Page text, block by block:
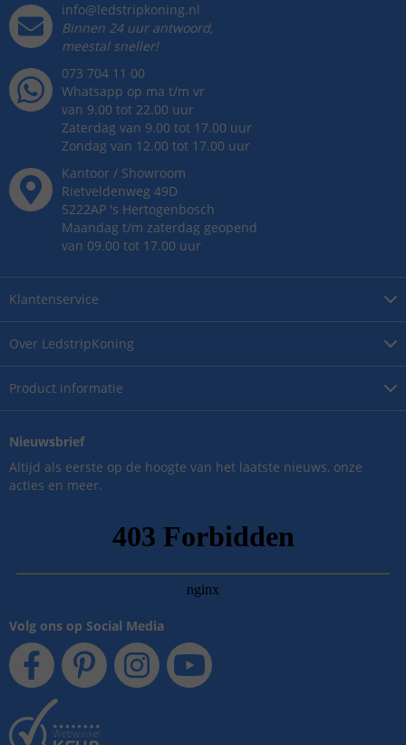
Over LedstripKoning
Product informatie
Klantenservice
info@ledstripkoning.nl
Binnen 24 uur antwoord,
meestal sneller!
073 704 11 00
Whatsapp op ma t/m vr
van 9.00 tot 22.00 uur
Zaterdag van 9.00 tot 17.00 uur
Zondag van 12.00 tot 17.00 uur
Kantoor / Showroom
Rietveldenweg 49D
5222AP 's Hertogenbosch
Maandag t/m zaterdag geopend
van 09.00 tot 17.00 uur
Nieuwsbrief
Altijd als eerste op de hoogte van het laatste nieuws, onze
acties en meer.
Volg ons op Social Media